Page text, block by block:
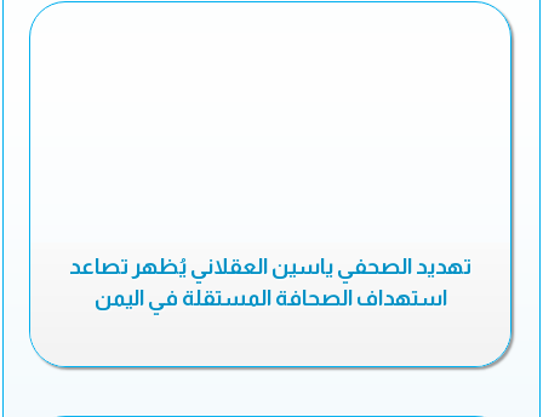
تهديد الصحفي ياسين العقلاني يُظهر تصاعد
استهداف الصحافة المستقلة في اليمن